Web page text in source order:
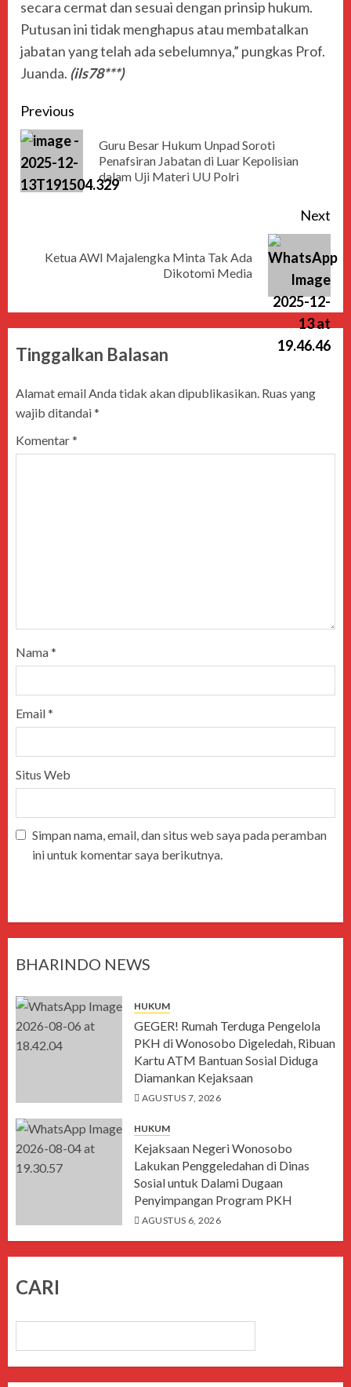
secara cermat dan sesuai dengan prinsip hukum.
Putusan ini tidak menghapus atau membatalkan
jabatan yang telah ada sebelumnya,” pungkas Prof.
Juanda. (ils78***)
Previous
Guru Besar Hukum Unpad Soroti
Penafsiran Jabatan di Luar Kepolisian
dalam Uji Materi UU Polri
Next
Ketua AWI Majalengka Minta Tak Ada
Dikotomi Media
Tinggalkan Balasan
Alamat email Anda tidak akan dipublikasikan. Ruas yang
wajib ditandai*
Komentar*
Nama*
Email*
Situs Web
Simpan nama, email, dan situs web saya pada peramban
ini untuk komentar saya berikutnya.
BHARINDO NEWS
HUKUM
GEGER! Rumah Terduga Pengelola
PKH di Wonosobo Digeledah, Ribuan
Kartu ATM Bantuan Sosial Diduga
Diamankan Kejaksaan
AGUSTUS 7, 2026
HUKUM
Kejaksaan Negeri Wonosobo
Lakukan Penggeledahan di Dinas
Sosial untuk Dalami Dugaan
Penyimpangan Program PKH
AGUSTUS 6, 2026
CARI